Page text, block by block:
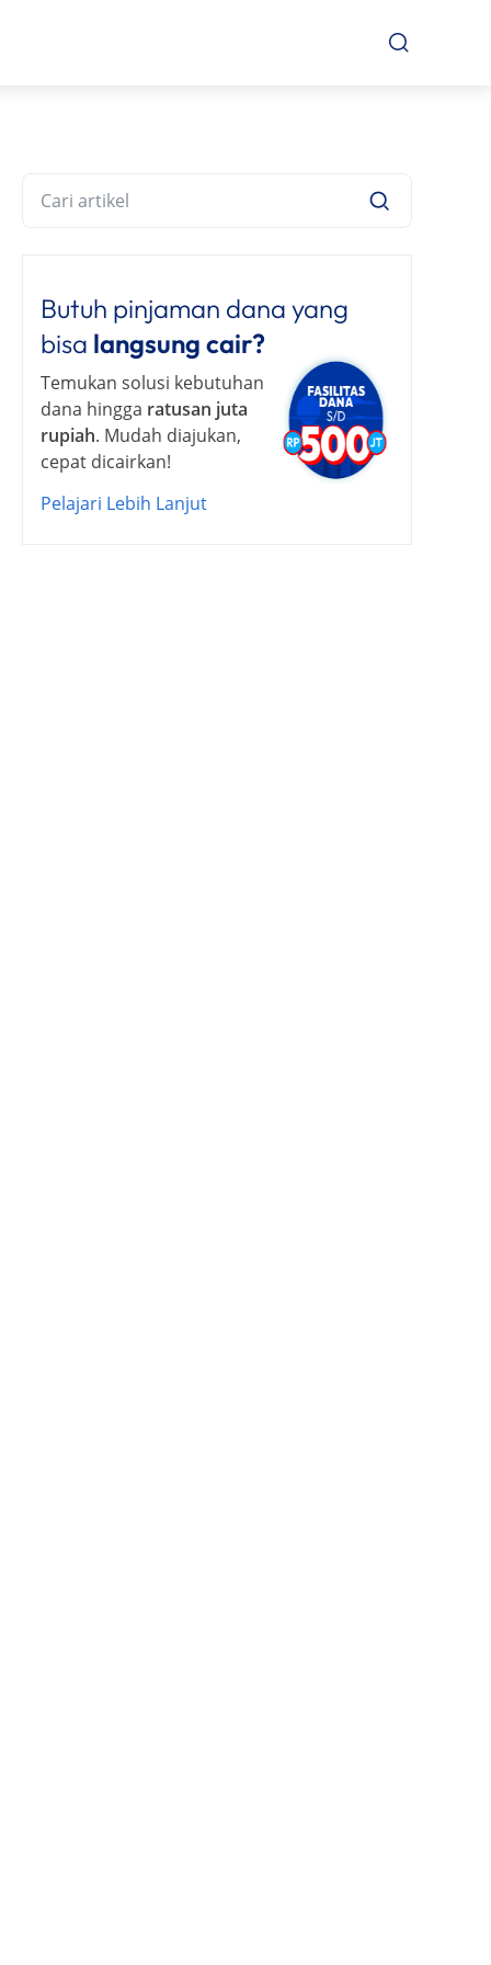
Butuh pinjaman dana yang
bisa langsung cair?
Temukan solusi kebutuhan
dana hingga ratusan juta
rupiah. Mudah diajukan,
cepat dicairkan!
Pelajari Lebih Lanjut